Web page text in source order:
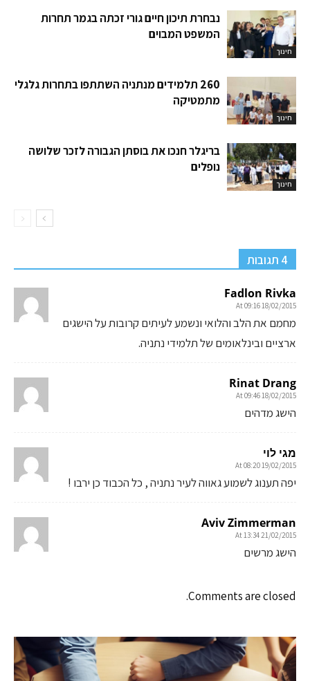
חינוך
נבחרת תיכון חיים גורי זכתה בגמר תחרות
המשפט המבוים
חינוך
260 תלמידים מנתניה השתתפו בתחרות גלגלי
מתמטיקה
חינוך
בריגלר חנכו את בוסתן הגבורה לזכר שלושה
נופלים
4 תגובות
Fadlon Rivka
18/02/2015 At 09:16
מחמם את הלב והלואי ונשמע לעיתים קרובות על הישגים
ארציים ובינלאומים של תלמידי נתניה.
Rinat Drang
18/02/2015 At 09:46
הישג מדהים
מגי לוי
19/02/2015 At 08:20
יפה תענוג לשמוע גאווה לעיר נתניה , כל הכבוד כן ירבו !
Aviv Zimmerman
21/02/2015 At 13:34
הישג מרשים
Comments are closed.